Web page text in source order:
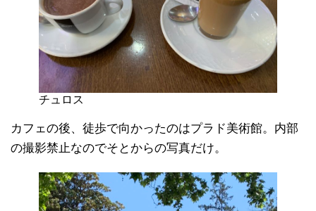
チュロス
カフェの後、徒歩で向かったのはプラド美術館。内部
の撮影禁止なのでそとからの写真だけ。